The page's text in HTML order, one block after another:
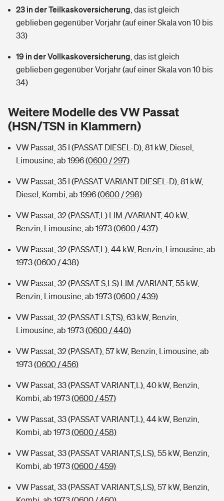
Sie haben Fragen?
Restkreditversicherung
Tools
Hochwasser-Check: Wie gefährdet ist Ihr Haus?
Sie haben Fragen?
Reiseversicherung
Hundehalter-Haftpflicht
Handyversicherung
Private Cyberversicherung
Zur Übersicht
Kinderunfall-Check: Mehr Sicherheit für deine Kids
Typklassen: So ist Ihr Auto eingestuft
Sie haben Fragen?
Tools
Wer versichert was: Jetzt Versicherer finden
Rentenrechner: Wie viel Geld bekomme ich im Alter?
23 in der Teilkaskoversicherung das ist gleich
geblieben gegenüber Vorjahr (auf einer Skala von 10 bis
33)
19 in der Vollkaskoversicherung das ist gleich
geblieben gegenüber Vorjahr (auf einer Skala von 10 bis
34)
Weitere Modelle des VW Passat
(HSN/TSN in Klammern)
VW Passat, 35 I (PASSAT DIESEL-D), 81 kW, Diesel,
Limousine, ab 1996(0600 / 297)
VW Passat, 35 I (PASSAT VARIANT DIESEL-D), 81 kW,
Diesel, Kombi, ab 1996(0600 / 298)
VW Passat, 32 (PASSAT,L) LIM./VARIANT, 40 kW,
Benzin, Limousine, ab 1973(0600 / 437)
VW Passat, 32 (PASSAT,L), 44 kW, Benzin, Limousine, ab
1973(0600 / 438)
VW Passat, 32 (PASSAT S,LS) LIM./VARIANT, 55 kW,
Benzin, Limousine, ab 1973(0600 / 439)
VW Passat, 32 (PASSAT LS,TS), 63 kW, Benzin,
Limousine, ab 1973(0600 / 440)
VW Passat, 32 (PASSAT), 57 kW, Benzin, Limousine, ab
1973(0600 / 456)
VW Passat, 33 (PASSAT VARIANT,L), 40 kW, Benzin,
Kombi, ab 1973(0600 / 457)
VW Passat, 33 (PASSAT VARIANT,L), 44 kW, Benzin,
Kombi, ab 1973(0600 / 458)
VW Passat, 33 (PASSAT VARIANT,S,LS), 55 kW, Benzin,
Kombi, ab 1973(0600 / 459)
VW Passat, 33 (PASSAT VARIANT,S,LS), 57 kW, Benzin,